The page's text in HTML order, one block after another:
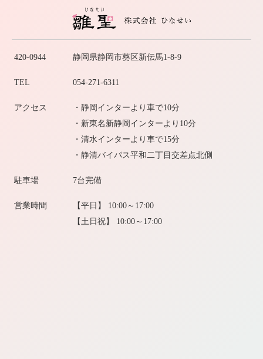
420-0944 静岡県静岡市葵区新伝馬1-8-9
TEL 054-271-6311
アクセス
・静岡インターより車で10分
・新東名新静岡インターより10分
・清水インターより車で15分
・静清バイパス平和二丁目交差点北側
駐車場 7台完備
営業時間
【平日】 10:00～17:00
【土日祝】 10:00～17:00